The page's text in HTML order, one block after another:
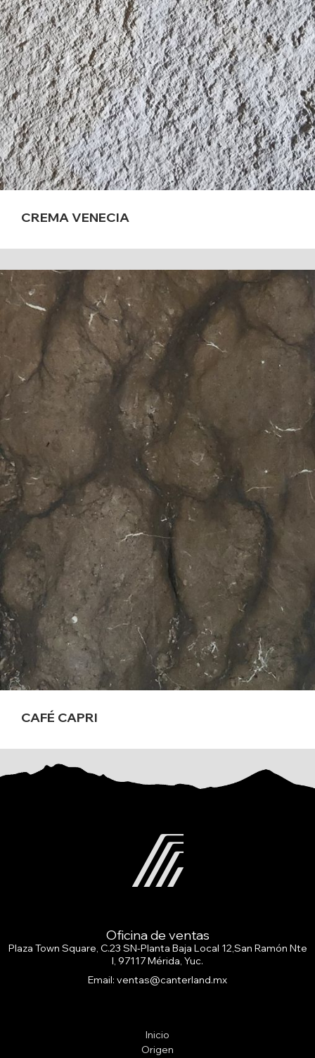
CREMA VENECIA
CAFÉ CAPRI
Oficina de ventas
Plaza Town Square, C.23 SN-Planta Baja Local 12,San Ramón Nte
I, 97117 Mérida, Yuc.
Email: ventas@canterland.mx
Inicio
Origen